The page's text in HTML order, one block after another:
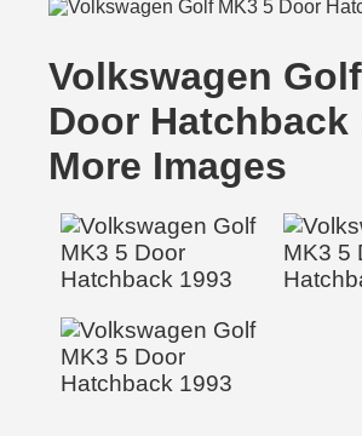
Volkswagen
Door Hatchback
More Images